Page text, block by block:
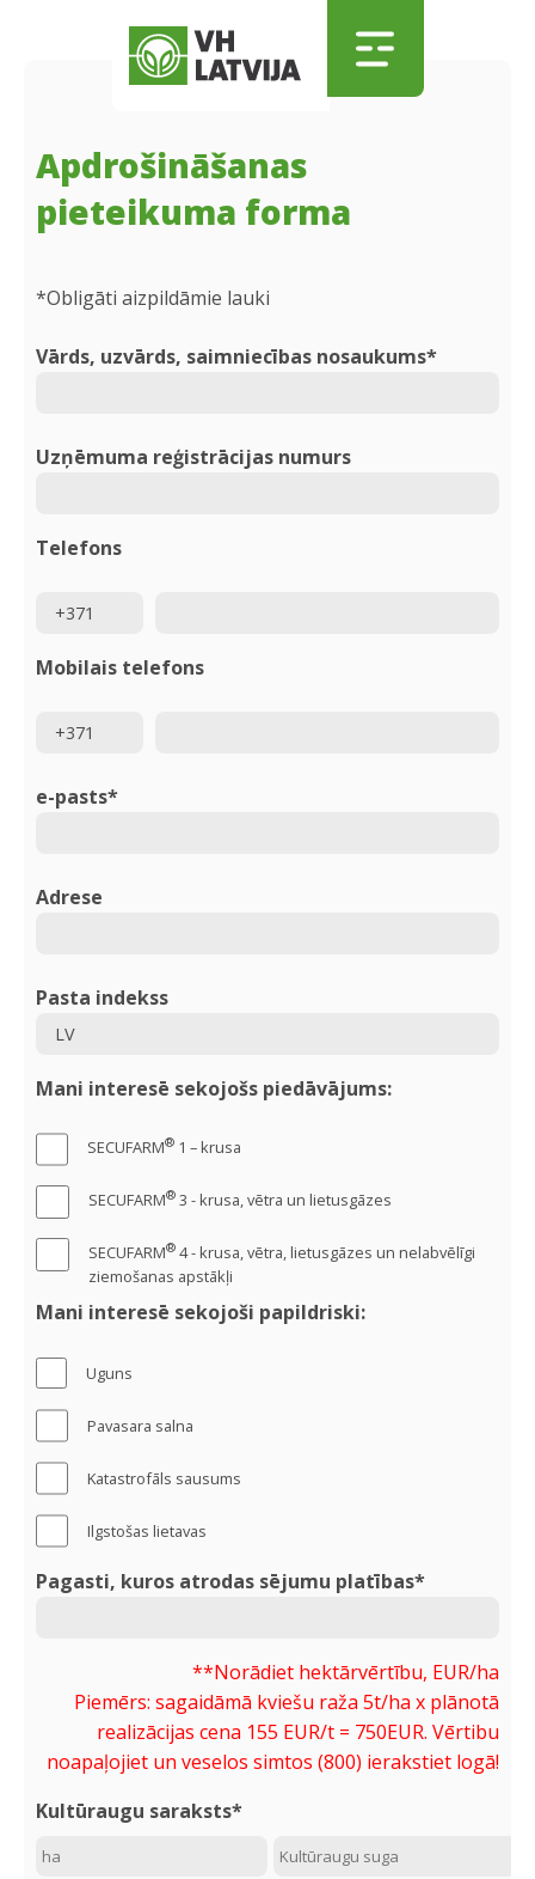
Apdrošināšanas
pieteikuma forma
*Obligāti aizpildāmie lauki
Vārds, uzvārds, saimniecības nosaukums*
Uzņēmuma reģistrācijas numurs
Telefons
Telefons kodu
Mobilais telefons
Telefons kodu
e-pasts*
Adrese
Pasta indekss
Mani interesē sekojošs piedāvājums:
SECUFARM® 1 – krusa
SECUFARM®3 - krusa, vētra un lietusgāzes
SECUFARM®4 - krusa, vētra, lietusgāzes un nelabvēlīgi
ziemošanas apstākļi
Mani interesē sekojoši papildriski:
Uguns
Pavasara salna
Katastrofāls sausums
Ilgstošas lietavas
Pagasti, kuros atrodas sējumu platības*
**Norādiet hektārvērtību, EUR/ha
Piemērs: sagaidāmā kviešu raža 5t/ha x plānotā
realizācijas cena 155 EUR/t = 750EUR. Vērtibu
noapaļojiet un veselos simtos (800) ierakstiet logā!
Kultūraugu saraksts*